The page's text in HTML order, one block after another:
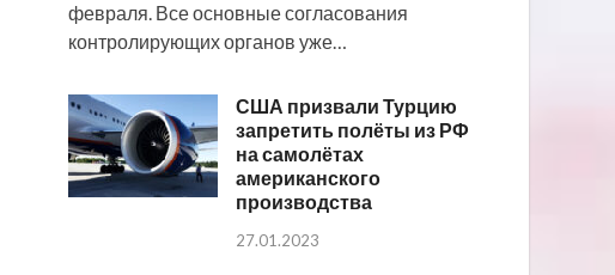
февраля. Все основные согласования
контролирующих органов уже…
США призвали Турцию
запретить полёты из РФ
на самолётах
американского
производства
27.01.2023